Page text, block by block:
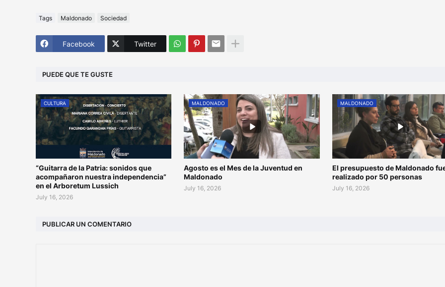
Tags Maldonado Sociedad
Facebook Twitter
PUEDE QUE TE GUSTE
CULTURA
“Guitarra de la Patria: sonidos que
acompañaron nuestra independencia”
en el Arboretum Lussich
July 16, 2026
MALDONADO
Agosto es el Mes de la Juventud en
Maldonado
July 16, 2026
MALDONADO
El presupuesto de Maldonado
realizado por 50 personas
July 16, 2026
PUBLICAR UN COMENTARIO